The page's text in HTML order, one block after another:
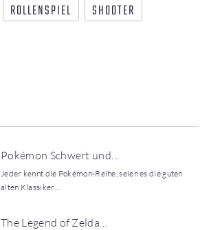
ROLLENSPIEL
SHOOTER
Pokémon Schwert und…
Jeder kennt die Pokémon-Reihe, seien es die guten
alten Klassiker…
The Legend of Zelda…